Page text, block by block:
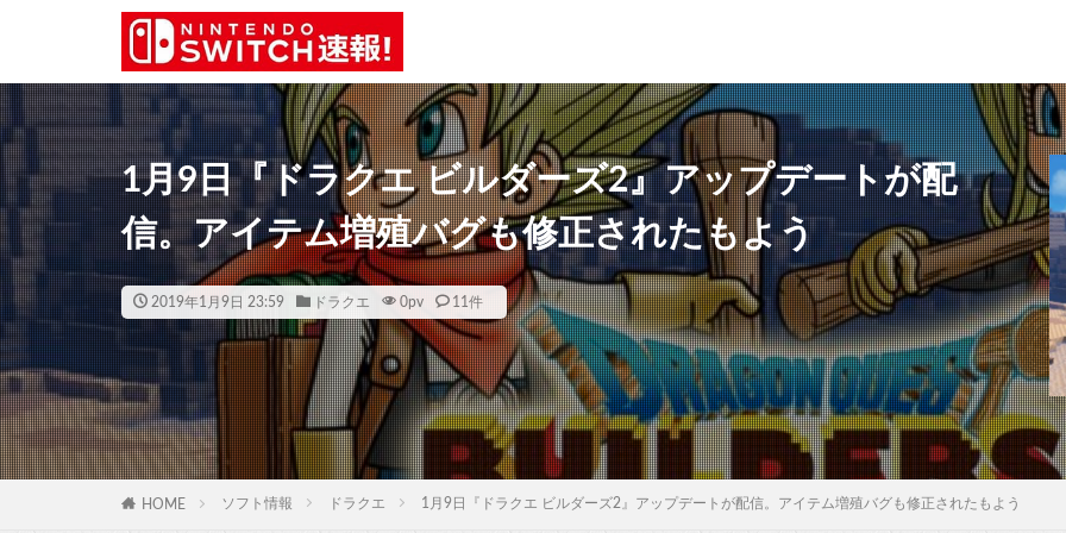
1月9日『ドラクエ ビルダーズ2』アップデートが配
信。アイテム増殖バグも修正されたもよう
2019年1月9日 23:59 ドラクエ 0pv 11件
HOME ソフト情報 ドラクエ 1月9日『ドラクエ ビルダーズ2』アップデートが配信。アイテム増殖バグも修正されたもよう